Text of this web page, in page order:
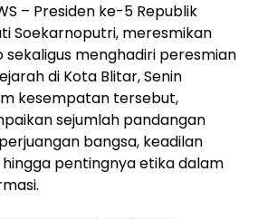
– Presiden ke-5 Republik
Soekarnoputri, meresmikan
sekaligus menghadiri peresmian
di Kota Blitar, Senin
kesempatan tersebut,
sejumlah pandangan
bangsa, keadilan
hingga pentingnya etika dalam